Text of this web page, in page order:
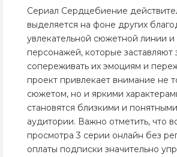
Сериал Сердцебиение
выделяется на фоне других
увлекательной сюжетной линии и
персонажей, которые заставляют
сопереживать их эмоциям и
проект привлекает внимание не
сюжетом, но и яркими
становятся близкими и
аудитории. Важно отметить, что
просмотра 3 серии онлайн без
оплаты подписки значительно